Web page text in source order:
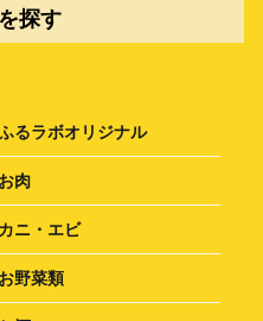
探す
るラボオリジナル
お肉
カニ・エビ
お野菜類